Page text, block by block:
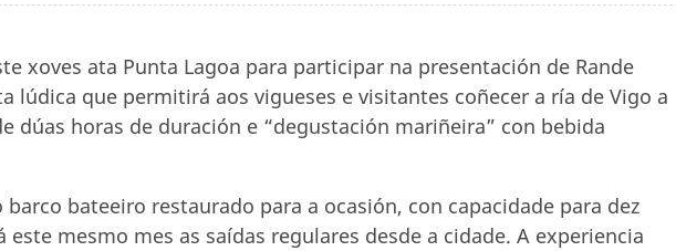
xoves ata Punta Lagoa para participar na presentación de Rande
lúdica que permitirá aos vigueses e visitantes coñecer a ría de Vigo a
dúas horas de duración e “degustación mariñeira” con bebida
barco bateeiro restaurado para a ocasión, con capacidade para dez
este mesmo mes as saídas regulares desde a cidade. A experiencia